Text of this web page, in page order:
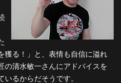
獲る！」と、表情も自信に溢れ
の清水敏一さんにアドバイスを
いるからだそうです。